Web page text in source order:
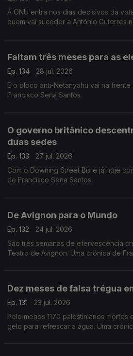
A ONU entra nos dias decisivos da
quem vai suceder a António Guterres
Faltam três meses para as
Ep. 134
28 jul. 2026
E o bloco anti-Netanyahu vai na
Francisco Sena Santos.
O governo britânico
duas sedes
Ep. 133
27 jul. 2026
Com o Downing Street Bis e já hoje
de Francisco Sena Santos.
De Avignon para o Mundo
Ep. 132
24 jul. 2026
São três semanas de efervescência
Teatro de Avignon. Uma crónica de
Dez meses de falsa trégua
Ep. 131
23 jul. 2026
Pelo menos 1170 palestinianos mortos
gelo para refrescar a água. Uma